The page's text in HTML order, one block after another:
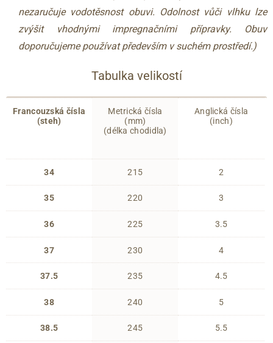
nezaručuje vodotěsnost obuvi. Odolnost vůči vlhku lze
zvýšit vhodnými impregnačními přípravky. Obuv
doporučujeme používat především v suchém prostředí.)
Tabulka velikostí
Francouzská čísla
(steh)
34
35
36
37
37.5
38
38.5
Metrická čísla
(mm)
(délka chodidla)
215
220
225
230
235
240
245
Anglická čísla
(inch)
2
3
3.5
4
4.5
5
5.5